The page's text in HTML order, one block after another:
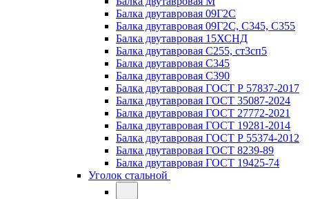
Балка двутавровая 09Г2С
Балка двутавровая 09Г2С, С345, С355
Балка двутавровая 15ХСНД
Балка двутавровая С255, ст3сп5
Балка двутавровая С345
Балка двутавровая С390
Балка двутавровая ГОСТ Р 57837-2017
Балка двутавровая ГОСТ 35087-2024
Балка двутавровая ГОСТ 27772-2021
Балка двутавровая ГОСТ 19281-2014
Балка двутавровая ГОСТ Р 55374-2012
Балка двутавровая ГОСТ 8239-89
Балка двутавровая ГОСТ 19425-74
Уголок стальной